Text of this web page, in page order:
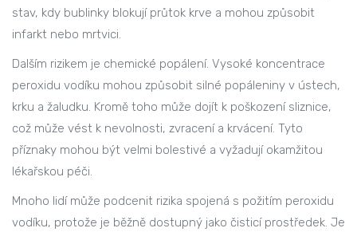
stav, kdy bublinky blokují průtok krve a mohou způsobit
infarkt nebo mrtvici.
Dalším rizikem je chemické popálení. Vysoké koncentrace
peroxidu vodíku mohou způsobit silné popáleniny v ústech,
krku a žaludku. Kromě toho může dojít k poškození sliznice,
což může vést k nevolnosti, zvracení a krvácení. Tyto
příznaky mohou být velmi bolestivé a vyžadují okamžitou
lékařskou péči.
Mnoho lidí může podcenit rizika spojená s požitím peroxidu
vodíku, protože je běžně dostupný jako čisticí prostředek. Je